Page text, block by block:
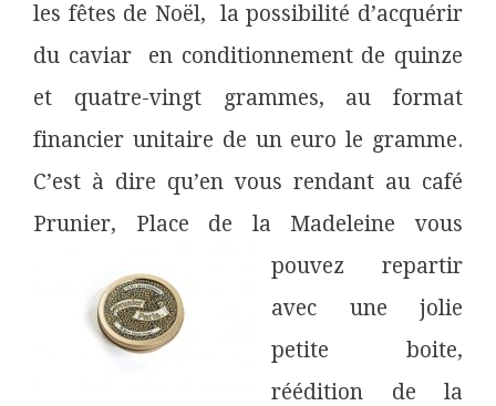
les fêtes de Noël, la possibilité d’acquérir
du caviar
en conditionnement de quinze
et quatre-vingt grammes, au format
financier unitaire de un euro le gramme.
C’est à dire qu’en vous rendant au café
Prunier, Place de la Madeleine
vous
pouvez repartir
avec une jolie
petite boite,
réédition de la